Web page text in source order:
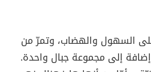
السهول والهضاب، وتمرّ من
إضافة إلى مجموعة جبال واحدة.